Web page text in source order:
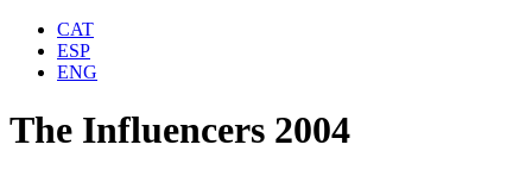
CAT
ESP
ENG
The Influencers 2004